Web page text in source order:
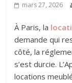
mars 27, 2026
À Paris, la
demande qui
côté, la
s’est durcie.
locations